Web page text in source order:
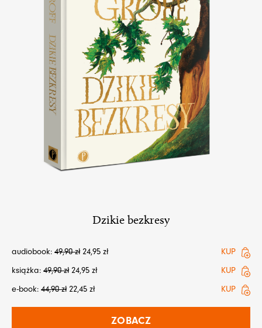
Dzikie bezkresy
audiobook: 49,90zł 24,95 zł
KUP
książka: 49,90zł 24,95 zł
KUP
e-book: 44,90zł 22,45 zł KUP
ZOBACZ